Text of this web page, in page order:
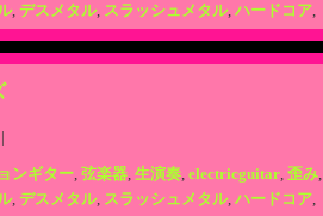
, デスメタル, スラッシュメタル, ハードコア,
ンギター, 弦楽器, 生演奏, electricguitar, 歪み,
, デスメタル, スラッシュメタル, ハードコア,